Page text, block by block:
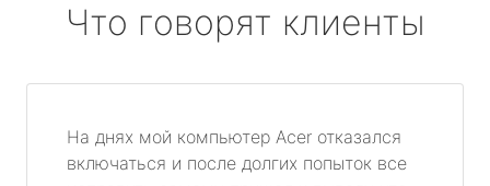
Что говорят клиенты
На днях мой компьютер Acer отказался
включаться и после долгих попыток все